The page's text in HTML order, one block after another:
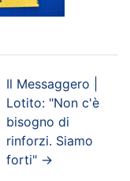
Il Messaggero |
Lotito: "Non c'è
bisogno di
rinforzi. Siamo
forti"→